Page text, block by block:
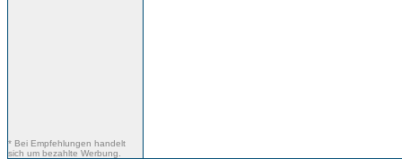
* Bei Empfehlungen handelt
sich um bezahlte Werbung.